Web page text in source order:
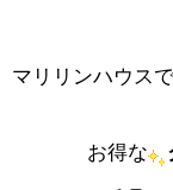
マリリンハウス
お得な